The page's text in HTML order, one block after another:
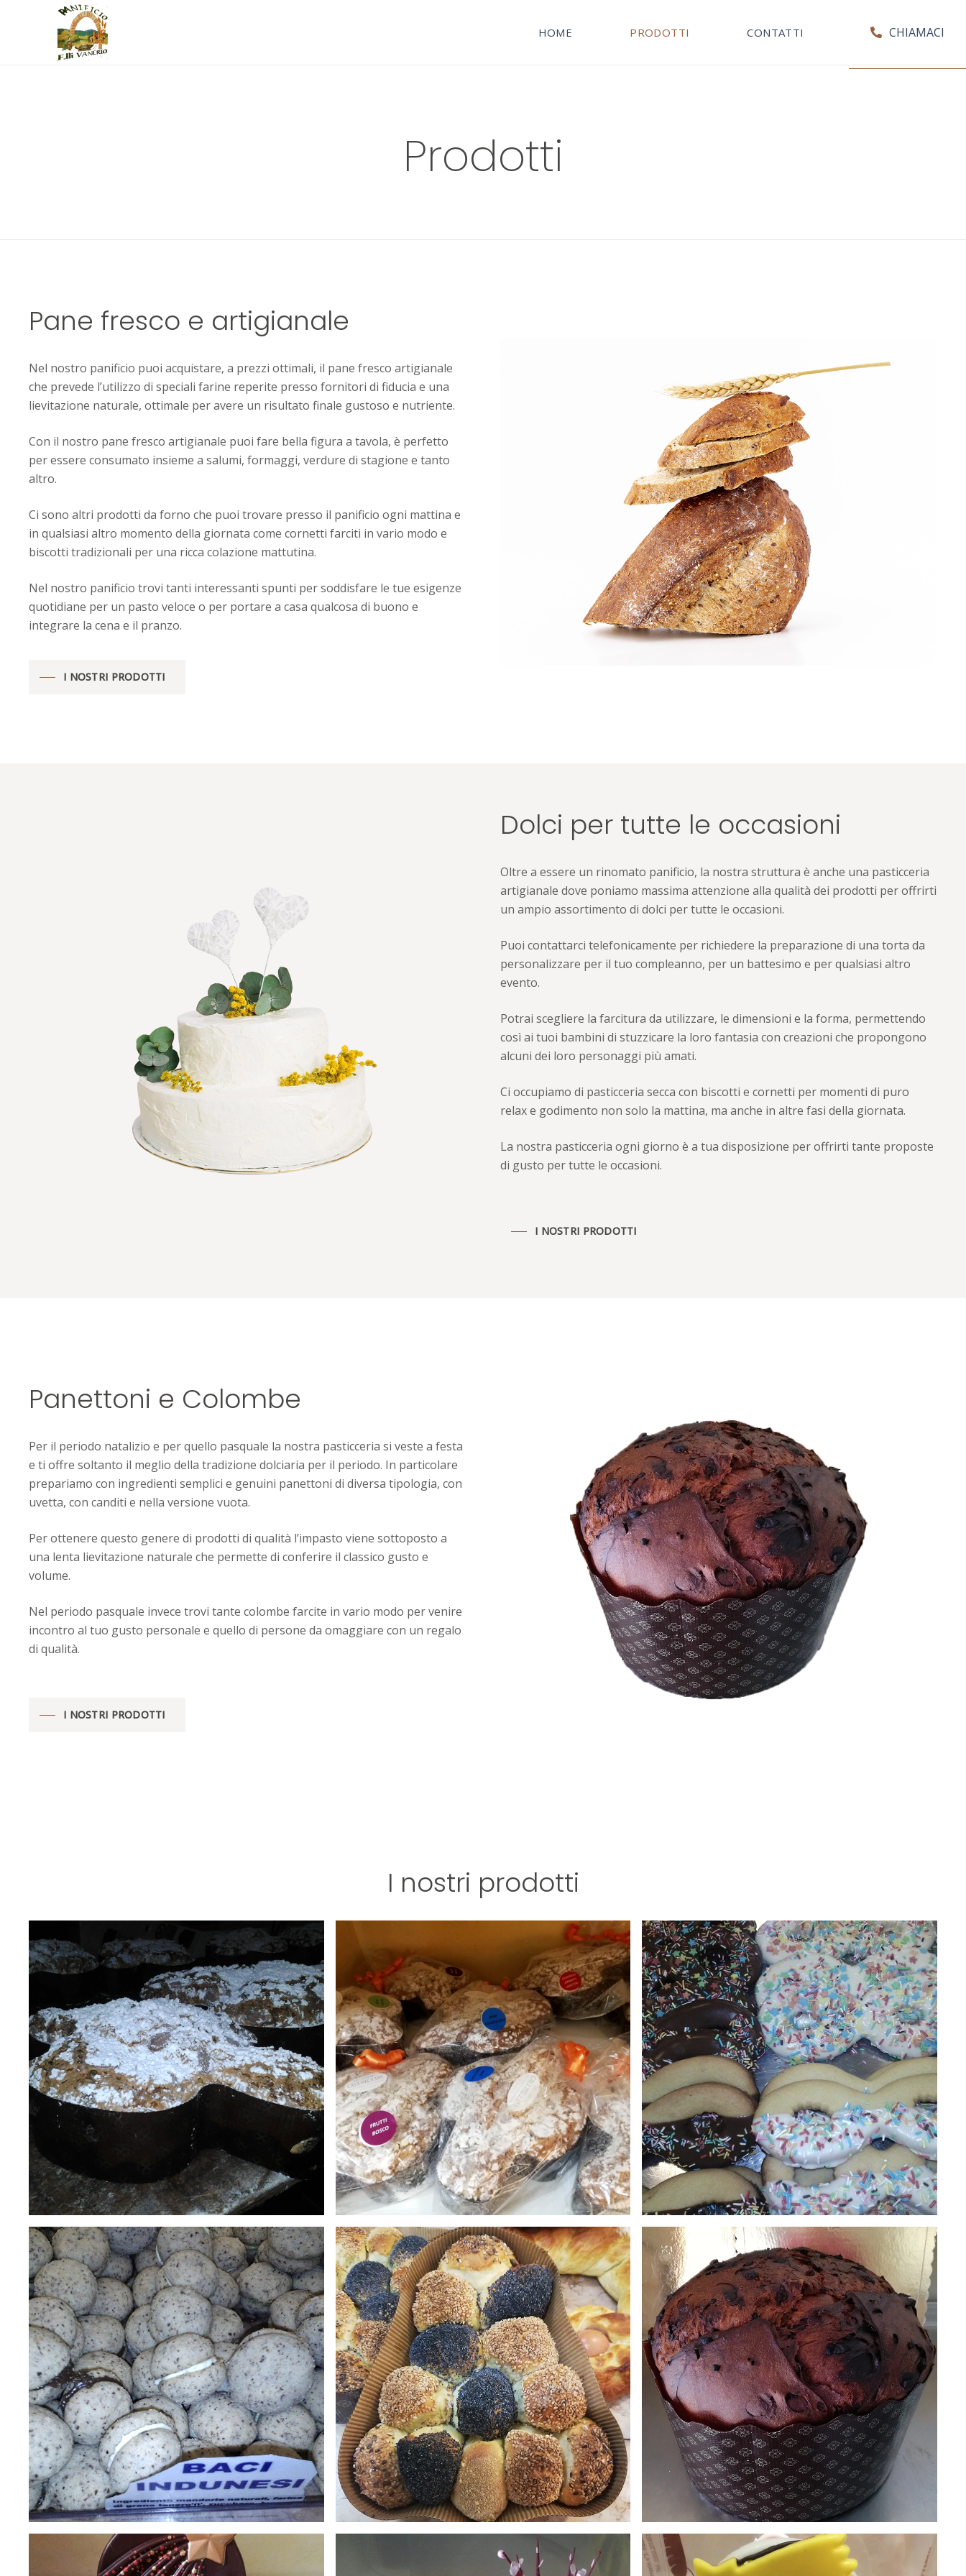
HOME PRODOTTI CONTATTI CHIAMACI
Prodotti
Pane fresco e artigianale
Nel nostro panificio puoi acquistare, a prezzi ottimali, il pane fresco artigianale
che prevede l’utilizzo di speciali farine reperite presso fornitori di fiducia e una
lievitazione naturale, ottimale per avere un risultato finale gustoso e nutriente.
Con il nostro pane fresco artigianale puoi fare bella figura a tavola, è perfetto
per essere consumato insieme a salumi, formaggi, verdure di stagione e tanto
altro.
Ci sono altri prodotti da forno che puoi trovare presso il panificio ogni mattina e
in qualsiasi altro momento della giornata come cornetti farciti in vario modo e
biscotti tradizionali per una ricca colazione mattutina.
Nel nostro panificio trovi tanti interessanti spunti per soddisfare le tue esigenze
quotidiane per un pasto veloce o per portare a casa qualcosa di buono e
integrare la cena e il pranzo.
I NOSTRI PRODOTTI
Dolci per tutte le occasioni
Oltre a essere un rinomato panificio, la nostra struttura è anche una pasticceria
artigianale dove poniamo massima attenzione alla qualità dei prodotti per offrirti
un ampio assortimento di dolci per tutte le occasioni.
Puoi contattarci telefonicamente per richiedere la preparazione di una torta da
personalizzare per il tuo compleanno, per un battesimo e per qualsiasi altro
evento.
Potrai scegliere la farcitura da utilizzare, le dimensioni e la forma, permettendo
così ai tuoi bambini di stuzzicare la loro fantasia con creazioni che propongono
alcuni dei loro personaggi più amati.
Ci occupiamo di pasticceria secca con biscotti e cornetti per momenti di puro
relax e godimento non solo la mattina, ma anche in altre fasi della giornata.
La nostra pasticceria ogni giorno è a tua disposizione per offrirti tante proposte
di gusto per tutte le occasioni.
I NOSTRI PRODOTTI
Panettoni e Colombe
Per il periodo natalizio e per quello pasquale la nostra pasticceria si veste a festa
e ti offre soltanto il meglio della tradizione dolciaria per il periodo. In particolare
prepariamo con ingredienti semplici e genuini panettoni di diversa tipologia, con
uvetta, con canditi e nella versione vuota.
Per ottenere questo genere di prodotti di qualità l’impasto viene sottoposto a
una lenta lievitazione naturale che permette di conferire il classico gusto e
volume.
Nel periodo pasquale invece trovi tante colombe farcite in vario modo per venire
incontro al tuo gusto personale e quello di persone da omaggiare con un regalo
di qualità.
I NOSTRI PRODOTTI
I nostri prodotti